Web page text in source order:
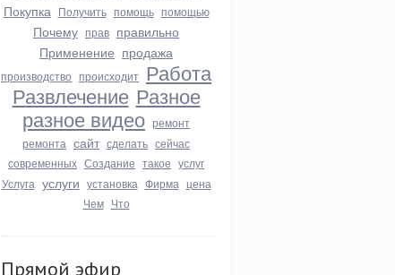
Покупка Получить помощь помощью
Почему прав правильно
Применение продажа
производство происходит Работа
Развлечение Разное
разное видео ремонт
ремонта сайт сделать сейчас
современных Создание такое услуг
Услуга услуги установка Фирма цена
Чем Что
Прямой эфир